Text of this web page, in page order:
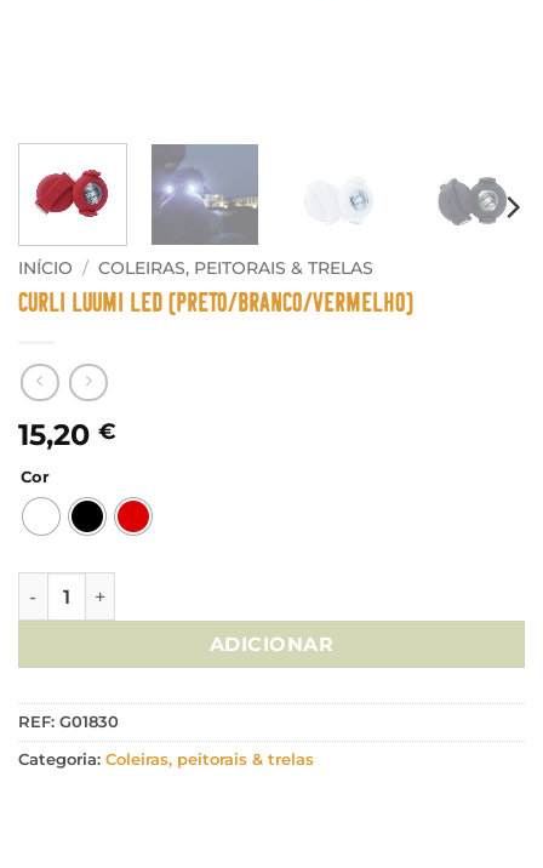
INÍCIO / COLEIRAS, PEITORAIS & TRELAS
Curli Luumi LED (Preto/Branco/Vermelho)
15,20 €
Cor
Quantidade de Curli Luumi LED (Preto/Branco/Vermelho)
ADICIONAR
REF: G01830
Categoria: Coleiras, peitorais & trelas